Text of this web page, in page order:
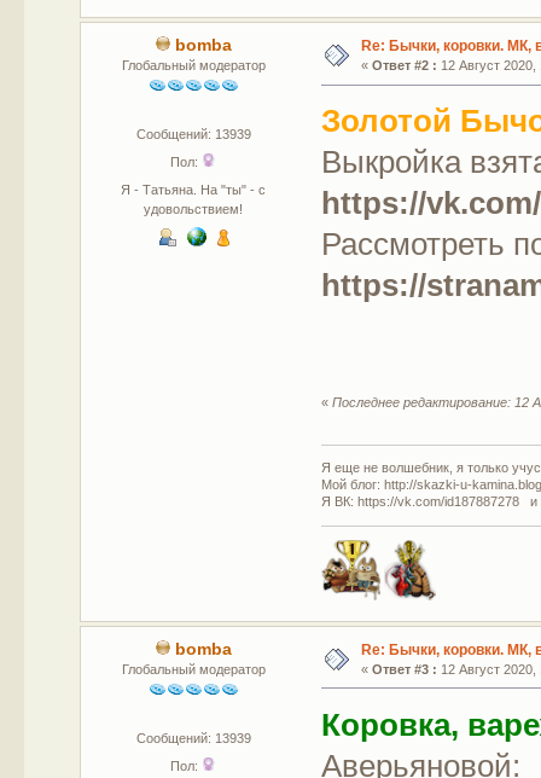
bomba
Глобальный модератор
Сообщений: 13939
Пол:
Я - Татьяна. На "ты" - с
удовольствием!
Re: Бычки, коровки. МК,
« Ответ #2 : 12 Август 2020,
Золотой
Выкройка
https://
Рассмотреть
https://
«Последнее редактирование: 12
Я еще не волшебник, я только
Мой блог: http://skazki-u-
Я ВК: https://vk.com/id187887278 и
bomba
Глобальный модератор
Сообщений: 13939
Пол:
Re: Бычки, коровки. МК,
« Ответ #3 : 12 Август 2020,
Коровка,
Аверьяновой: